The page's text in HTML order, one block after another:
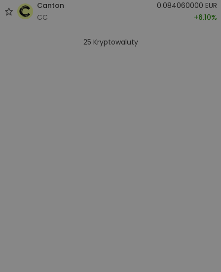
Canton
CC
0.084060000 EUR
+6.10%
25 Kryptowaluty